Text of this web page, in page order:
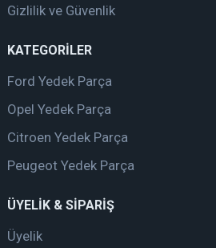
Gizlilik ve Güvenlik
KATEGORİLER
Ford Yedek Parça
Opel Yedek Parça
Citroen Yedek Parça
Peugeot Yedek Parça
ÜYELİK & SİPARİŞ
Üyelik